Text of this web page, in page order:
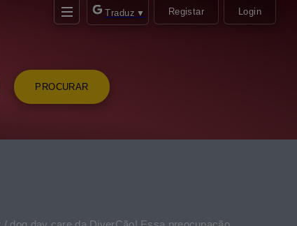
Traduz ▼ Registar Login
PROCURAR